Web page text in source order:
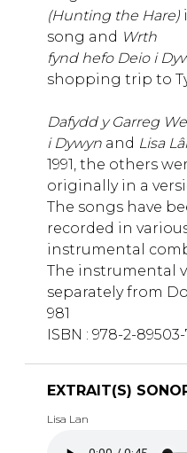
(Hunting the Hare)
song and Wrth
fynd hefo Deio i
shopping trip to
Dafydd y Garreg
i Dywyn and Lisa
1991, the others
originally in a
The songs have
recorded in
instrumental
The instrumental
separately from
981
ISBN : 978-2-
EXTRAIT(S)
Lisa Lan